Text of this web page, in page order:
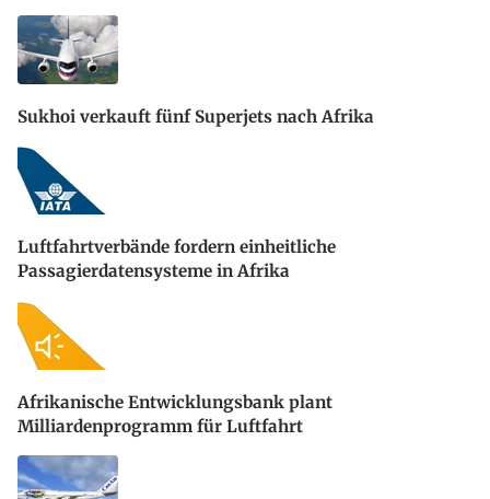
Sukhoi verkauft fünf Superjets nach Afrika
Luftfahrtverbände fordern einheitliche
Passagierdatensysteme in Afrika
Afrikanische Entwicklungsbank plant
Milliardenprogramm für Luftfahrt